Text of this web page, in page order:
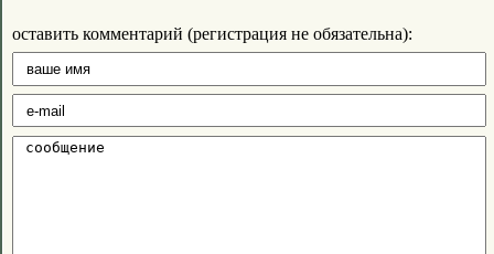
оставить комментарий (регистрация не обязательна):